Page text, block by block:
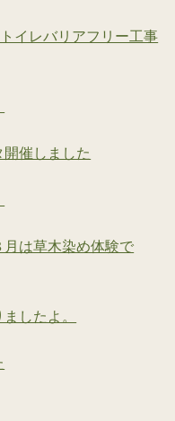
イレバリアフリー工事
催しました
は草木染め体験で
したよ。